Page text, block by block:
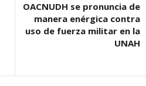
OACNUDH se pronuncia de
manera enérgica contra
uso de fuerza militar en la
UNAH